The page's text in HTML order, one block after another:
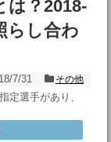
は？2018-
らし合わ
7/31 その他
定選手があり、